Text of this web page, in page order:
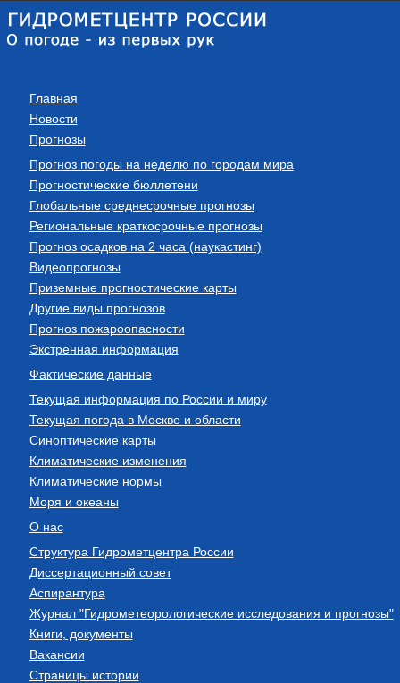
Главная
Новости
Прогнозы
Прогноз погоды на неделю по городам мира
Прогностические бюллетени
Глобальные среднесрочные прогнозы
Региональные краткосрочные прогнозы
Прогноз осадков на 2 часа (наукастинг)
Видеопрогнозы
Приземные прогностические карты
Другие виды прогнозов
Прогноз пожароопасности
Экстренная информация
Фактические данные
Текущая информация по России и миру
Текущая погода в Москве и области
Синоптические карты
Климатические изменения
Климатические нормы
Моря и океаны
О нас
Структура Гидрометцентра России
Диссертационный совет
Аспирантура
Журнал "Гидрометеорологические исследования и прогнозы"
Книги, документы
Вакансии
Страницы истории